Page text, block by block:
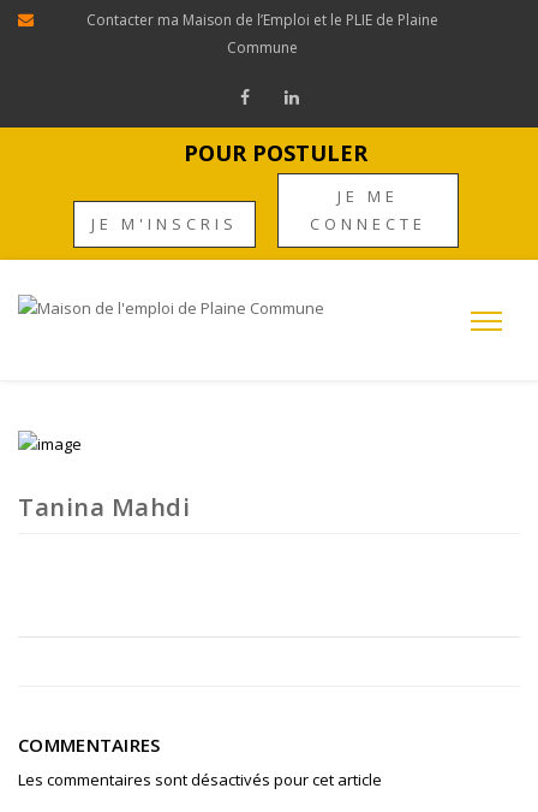
Contacter ma Maison de l’Emploi et le PLIE de Plaine
Commune
POUR POSTULER
JE M'INSCRIS
JE ME
CONNECTE
Tanina Mahdi
COMMENTAIRES
Les commentaires sont désactivés pour cet article